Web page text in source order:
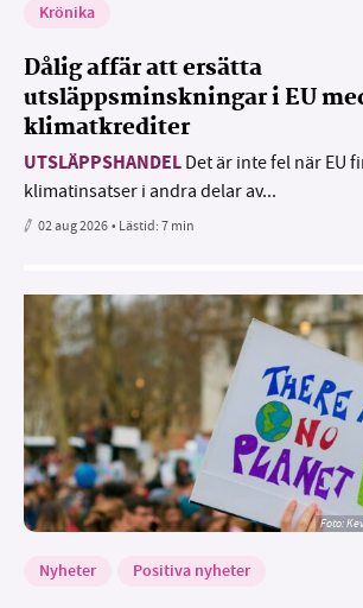
Krönika
Dålig affär att ersätta
utsläppsminskningar i EU
klimatkrediter
UTSLÄPPSHANDEL Det är inte fel när EU
klimatinsatser i andra delar av...
02 aug 2026• Lästid:7 min
Foto:
Nyheter Positiva nyheter